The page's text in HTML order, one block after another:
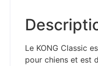
Le KONG Classic
pour chiens et est